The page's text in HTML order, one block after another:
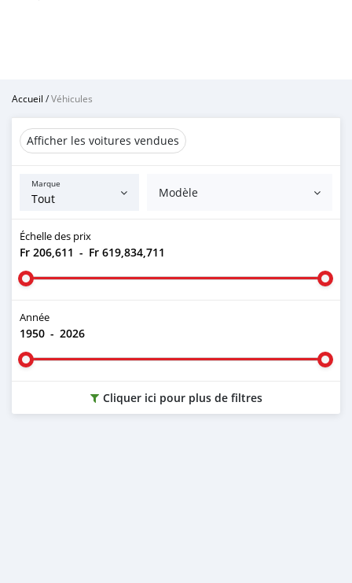
Accueil /Véhicules
Afficher les voitures vendues
Marque
Modèle
Échelle des prix
Fr 206,611 - Fr 619,834,711
Année
1950 - 2026
Cliquer ici pour plus de filtres